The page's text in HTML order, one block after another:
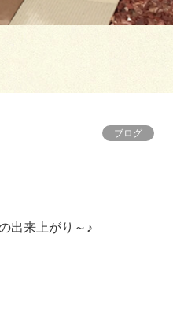
ブログ
出来上がり～♪